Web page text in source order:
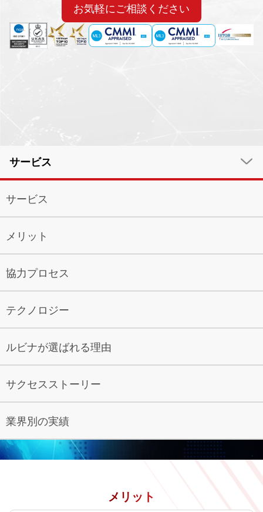
お気軽にご相談ください
サービス
サービス
メリット
協力プロセス
テクノロジー
ルビナが選ばれる理由
サクセスストーリー
業界別の実績
サービス
し、最新化する
クラウド運用（CloudOps）
メリット